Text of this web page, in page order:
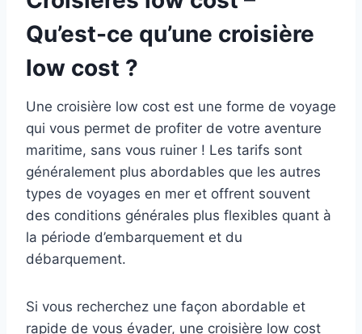
Qu’est-ce qu’une croisière
low cost ?
Une croisière low cost est une forme de voyage
qui vous permet de profiter de votre aventure
maritime, sans vous ruiner ! Les tarifs sont
généralement plus abordables que les autres
types de voyages en mer et offrent souvent
des conditions générales plus flexibles quant à
la période d’embarquement et du
débarquement.
Si vous recherchez une façon abordable et
rapide de vous évader, une croisière low cost